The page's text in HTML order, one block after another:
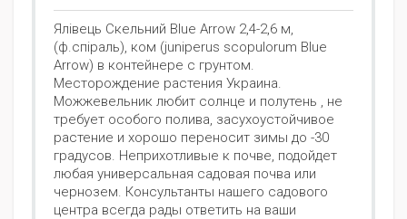
Ялівець Скельний Blue Arrow 2,4-2,6 м,
(ф.спіраль), ком (juniperus scopulorum Blue
Arrow) в контейнере с грунтом.
Месторождение растения Украина.
Можжевельник любит солнце и полутень , не
требует особого полива, засухоустойчивое
растение и хорошо переносит зимы до -30
градусов. Неприхотливые к почве, подойдет
любая универсальная садовая почва или
чернозем. Консультанты нашего садового
центра всегда рады ответить на ваши